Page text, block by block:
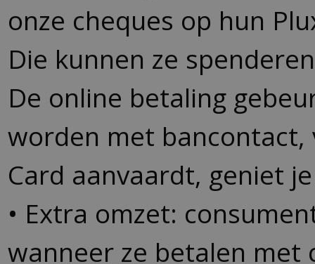
onze cheques op hun
Die kunnen ze
De online betaling
worden met bancontact,
Card aanvaardt, geniet
• Extra omzet:
wanneer ze betalen met